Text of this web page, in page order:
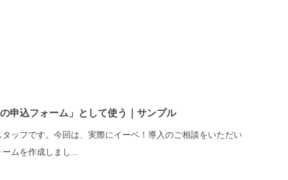
申込フォーム」として使う｜サンプル
ッフです。今回は、実際にイーベ！導入のご相談をいただい
ムを作成しまし...